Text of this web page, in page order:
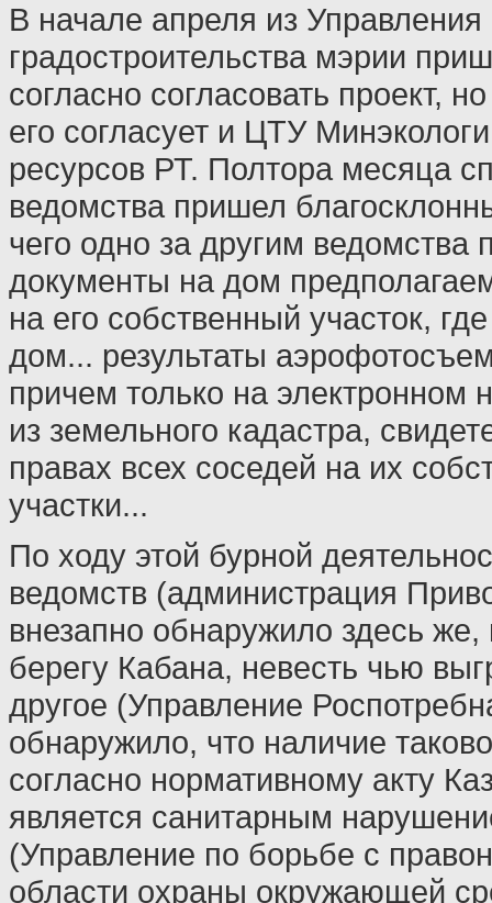
В начале апреля из Управления
градостроительства мэрии
согласно согласовать проект,
его согласует и ЦТУ
ресурсов РТ. Полтора месяца
ведомства пришел
чего одно за другим ведомства
документы на дом
на его собственный участок,
дом... результаты
причем только на электронном
из земельного кадастра,
правах всех соседей на их
участки...
По ходу этой бурной
ведомств (администрация
внезапно обнаружило здесь
берегу Кабана, невесть чью
другое (Управление
обнаружило, что наличие
согласно нормативному акту
является санитарным
(Управление по борьбе с
области охраны окружающей